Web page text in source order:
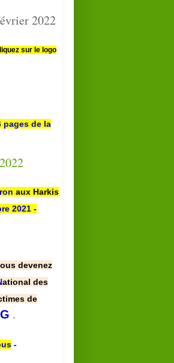
2022
sur le logo
pages de la
aux Harkis
2021 -
devenez
ational des
de
.
-